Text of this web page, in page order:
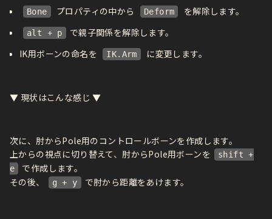
Bone プロパティの中から Deform を解除します。
alt + p
で親子関係を解除します。
IK用ボーンの命名を
IK.Arm に変更します。
▼ 現状はこんな感じ ▼
次に、肘からPole用のコントロールボーンを作成します。
上からの視点に切り替えて、肘からPole用ボーンを
shift +
e
で作成します。
その後、
g + y で肘から距離をあけます。